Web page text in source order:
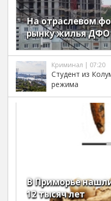
На отраслевом
рынку жилья ДФО
Криминал | 07:20
Студент из
режима
В Приморье
12 тысяч лет